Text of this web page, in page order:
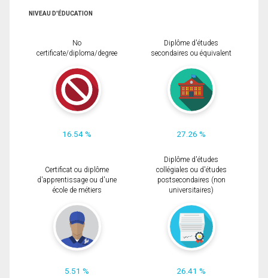
NIVEAU D'ÉDUCATION
No
certificate/diploma/degree
16.54 %
Diplôme d'études
secondaires ou équivalent
27.26 %
Certificat ou diplôme
d'apprentissage ou d'une
école de métiers
5.51 %
Diplôme d'études
collégiales ou d'études
postsecondaires (non
universitaires)
26.41 %